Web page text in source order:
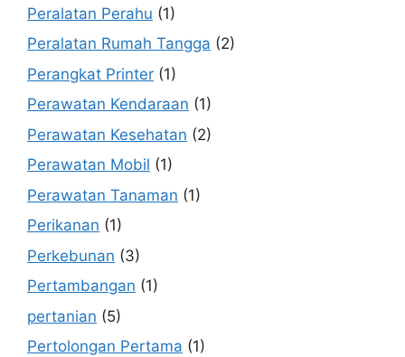
Peralatan Perahu (1)
Peralatan Rumah Tangga (2)
Perangkat Printer (1)
Perawatan Kendaraan (1)
Perawatan Kesehatan (2)
Perawatan Mobil (1)
Perawatan Tanaman (1)
Perikanan (1)
Perkebunan (3)
Pertambangan (1)
pertanian (5)
Pertolongan Pertama (1)